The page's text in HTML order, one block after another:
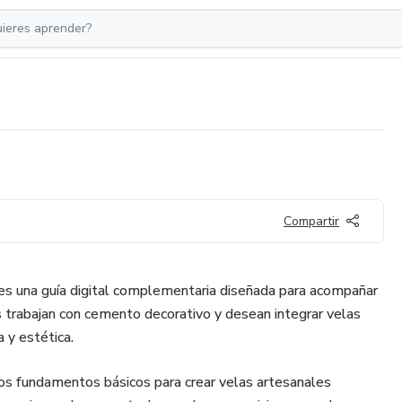
Compartir
una guía digital complementaria diseñada para acompañar
con cemento decorativo y desean integrar velas
y estética.
fundamentos básicos para crear velas artesanales